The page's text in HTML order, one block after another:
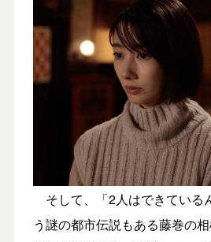
そして、「2人はできている
う謎の都市伝説もある藤巻の